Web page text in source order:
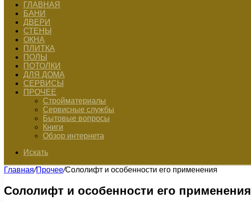
ГЛАВНАЯ
БАНИ
ДВЕРИ
СТЕНЫ
ОКНА
ПЛИТКА
ПОЛЫ
ПОТОЛКИ
ДЛЯ ДОМА
СЕРВИСЫ
ПРОЧЕЕ
Стройматериалы
Сервисные службы
Бытовые вопросы
Книги
Обзор интернета
Искать
Главная/Прочее/Сололифт и особенности его применения
Сололифт и особенности его применения